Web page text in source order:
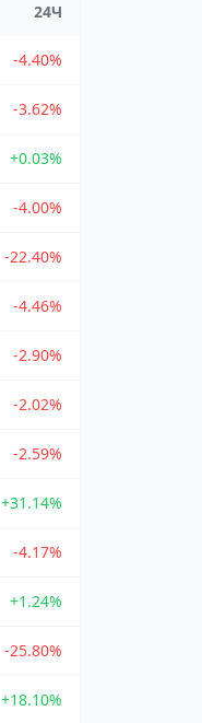
24Ч
-4.40%
-3.62%
+0.03%
-4.00%
-22.40%
-4.46%
-2.90%
-2.02%
-2.59%
+31.14%
-4.17%
+1.24%
-25.80%
+18.10%